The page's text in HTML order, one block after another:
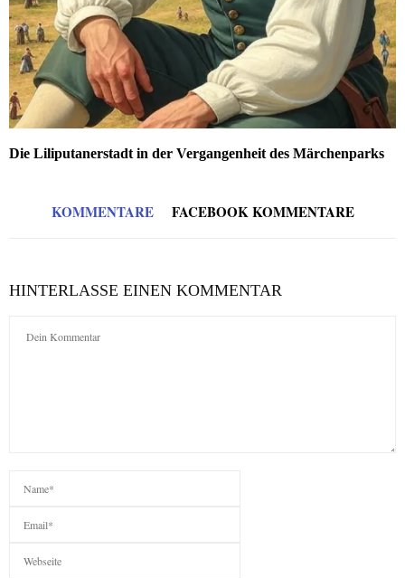
Die Liliputanerstadt in der Vergangenheit des Märchenparks
KOMMENTARE FACEBOOK KOMMENTARE
HINTERLASSE EINEN KOMMENTAR